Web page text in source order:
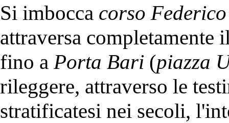
Si imbocca corso
attraversa completamente
fino a Porta Bari (piazza
rileggere, attraverso le
stratificatesi nei secoli,